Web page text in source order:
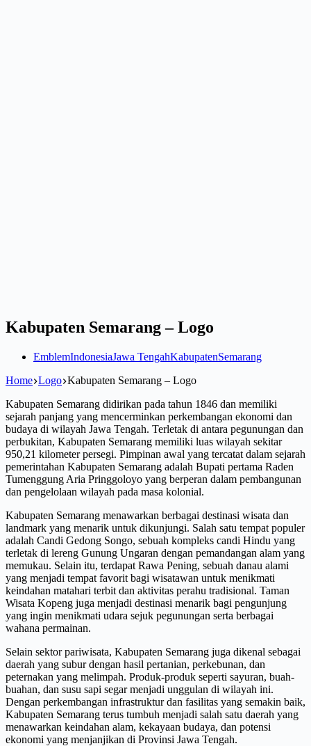
Kabupaten Semarang – Logo
EmblemIndonesiaJawa TengahKabupatenSemarang
Home Logo Kabupaten Semarang – Logo
Kabupaten Semarang didirikan pada tahun 1846 dan memiliki
sejarah panjang yang mencerminkan perkembangan ekonomi dan
budaya di wilayah Jawa Tengah. Terletak di antara pegunungan dan
perbukitan, Kabupaten Semarang memiliki luas wilayah sekitar
950,21 kilometer persegi. Pimpinan awal yang tercatat dalam sejarah
pemerintahan Kabupaten Semarang adalah Bupati pertama Raden
Tumenggung Aria Pringgoloyo yang berperan dalam pembangunan
dan pengelolaan wilayah pada masa kolonial.
Kabupaten Semarang menawarkan berbagai destinasi wisata dan
landmark yang menarik untuk dikunjungi. Salah satu tempat populer
adalah Candi Gedong Songo, sebuah kompleks candi Hindu yang
terletak di lereng Gunung Ungaran dengan pemandangan alam yang
memukau. Selain itu, terdapat Rawa Pening, sebuah danau alami
yang menjadi tempat favorit bagi wisatawan untuk menikmati
keindahan matahari terbit dan aktivitas perahu tradisional. Taman
Wisata Kopeng juga menjadi destinasi menarik bagi pengunjung
yang ingin menikmati udara sejuk pegunungan serta berbagai
wahana permainan.
Selain sektor pariwisata, Kabupaten Semarang juga dikenal sebagai
daerah yang subur dengan hasil pertanian, perkebunan, dan
peternakan yang melimpah. Produk-produk seperti sayuran, buah-
buahan, dan susu sapi segar menjadi unggulan di wilayah ini.
Dengan perkembangan infrastruktur dan fasilitas yang semakin baik,
Kabupaten Semarang terus tumbuh menjadi salah satu daerah yang
menawarkan keindahan alam, kekayaan budaya, dan potensi
ekonomi yang menjanjikan di Provinsi Jawa Tengah.